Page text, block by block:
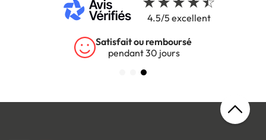
4.5/5 excellent
Garantie 5 ans
sur tous nos produits